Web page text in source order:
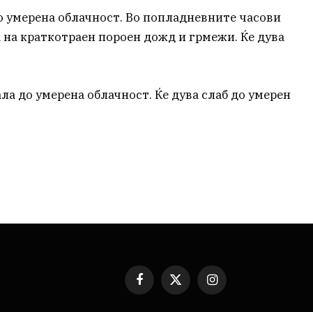
облачност. Во попладневните часови
на краткотраен пороен дожд и грмежи. Ќе дува
до умерена облачност. Ќе дува слаб до умерен
Facebook
X
(Twitter)
Instagram